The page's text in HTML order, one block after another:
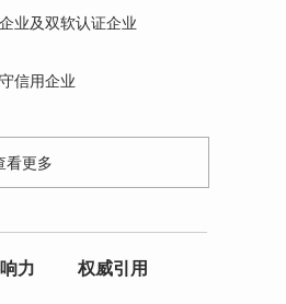
业及双软认证企业
信用企业
看更多
力 权威引用